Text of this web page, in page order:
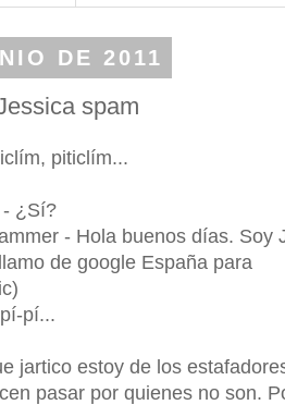
DE 2011
spam
piticlím...
¿Sí?
- Hola buenos días. Soy
de google España para
pí...
jartico estoy de los
pasar por quienes no son.